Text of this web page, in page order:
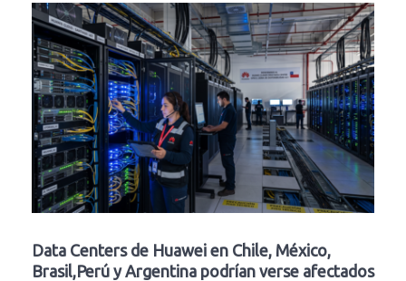
Data Centers de Huawei en Chile, México,
Brasil,Perú y Argentina podrían verse afectados